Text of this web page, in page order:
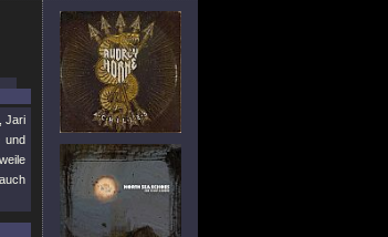
Jari
und